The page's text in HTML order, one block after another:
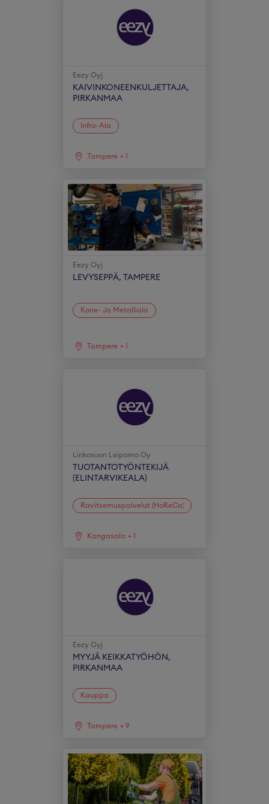
Eezy Oyj
KAIVINKONEENKULJETTAJA,
PIRKANMAA
Infra-Ala
Tampere + 1
Eezy Oyj
LEVYSEPPÄ, TAMPERE
Kone- Ja Metalliala
Tampere + 1
Linkosuon Leipomo Oy
TUOTANTOTYÖNTEKIJÄ
(ELINTARVIKEALA)
Ravitsemuspalvelut (HoReCa)
Kangasala + 1
Eezy Oyj
MYYJÄ KEIKKATYÖHÖN,
PIRKANMAA
Kauppa
Tampere + 9